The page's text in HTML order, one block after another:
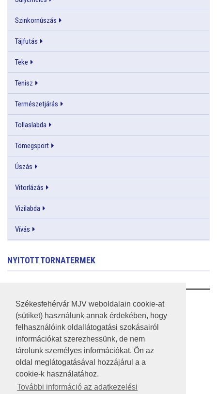
Székesfehérvár MJV weboldalain cookie-at
(sütiket) használunk annak érdekében, hogy
felhasználóink oldallátogatási szokásairól
információkat szerezhessünk, de nem
tárolunk személyes információkat. Ön az
oldal meglátogatásával hozzájárul a a
cookie-k használatához.
További információ az adatkezelési
Szinkornúszás
Tájfutás
Teke
Tenisz
Természetjárás
Tollaslabda
Tömegsport
Úszás
Vitorlázás
Vizilabda
Vívás
NYITOTT TORNATERMEK
RSS
A HONLAP 2017.03.31-I ÁLLAPOTA
JOGI NYILATKOZAT
IMPRESSZUM